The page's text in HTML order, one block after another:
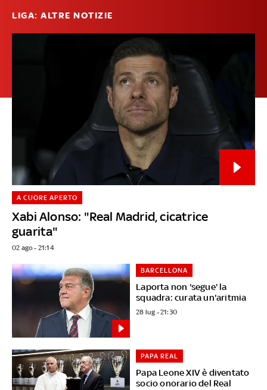
LIGA: ALTRE NOTIZIE
Xabi Alonso: "Real Madrid, cicatrice
guarita"
A CUORE APERTO
02 ago - 21:14
Laporta non 'segue' la
squadra: curata un'aritmia
BARCELLONA
28 lug - 21:30
Papa Leone XIV è diventato
socio onorario del Real
PAPA REAL